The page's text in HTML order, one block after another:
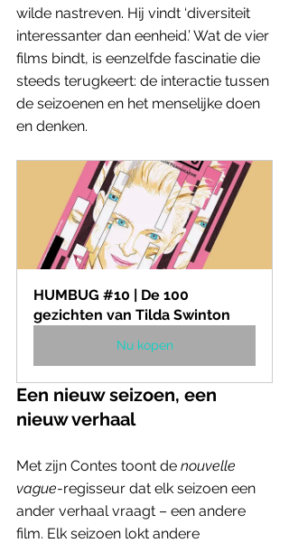
wilde nastreven. Hij vindt ‘diversiteit
interessanter dan eenheid.’ Wat de vier
films bindt, is eenzelfde fascinatie die
steeds terugkeert: de interactie tussen
de seizoenen en het menselijke doen
en denken.
HUMBUG #10 | De 100
gezichten van Tilda Swinton
Nu kopen
Een nieuw seizoen, een
nieuw verhaal
Met zijn Contes toont de nouvelle
vague-regisseur dat elk seizoen een
ander verhaal vraagt – een andere
film. Elk seizoen lokt andere